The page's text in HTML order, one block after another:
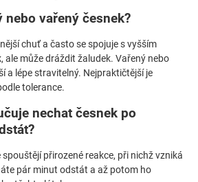
vařený česnek?
chuť a často se spojuje s vyšším
ale může dráždit žaludek. Vařený nebo
a lépe stravitelný. Nejpraktičtější je
tolerance.
nechat česnek po
přirozené reakce, při nichž vzniká
pár minut odstát a až potom ho